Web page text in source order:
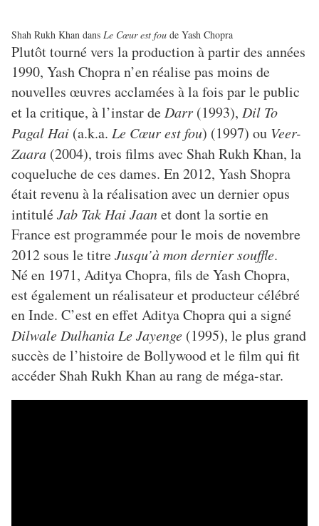
Shah Rukh Khan dans Le Cœur est fou de Yash Chopra
Plutôt tourné vers la production à partir des années
1990, Yash Chopra n’en réalise pas moins de
nouvelles œuvres acclamées à la fois par le public
et la critique, à l’instar de Darr (1993), Dil To
Pagal Hai (a.k.a. Le Cœur est fou) (1997) ou Veer-
Zaara (2004), trois films avec Shah Rukh Khan, la
coqueluche de ces dames. En 2012, Yash Shopra
était revenu à la réalisation avec un dernier opus
intituléJab Tak Hai Jaanet dont la sortie en
France est programmée pour le mois de novembre
2012 sous le titreJusqu’à mon dernier souffle.
Né en 1971, Aditya Chopra, fils de Yash Chopra,
est également un réalisateur et producteur célébré
en Inde. C’est en effet Aditya Chopra qui a signé
Dilwale Dulhania Le Jayenge (1995), le plus grand
succès de l’histoire de Bollywood et le film qui fit
accéder Shah Rukh Khan au rang de méga-star.